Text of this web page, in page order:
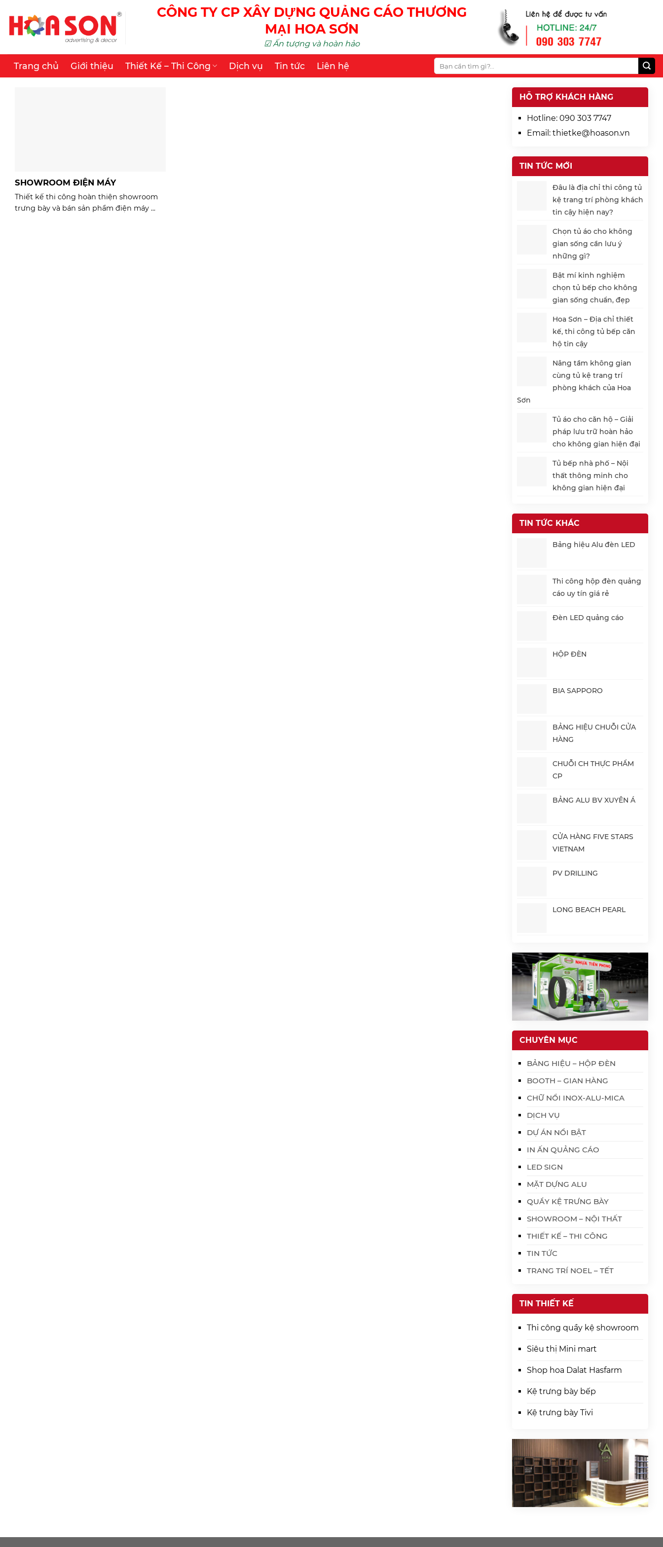
content
CÔNG TY CP XÂY DỰNG QUẢNG CÁO THƯƠNG
MẠI HOA SƠN
☑ Ấn tượng và hoàn hảo
Trang chủ Giới thiệu Thiết Kế – Thi Công Dịch vụ Tin tức Liên hệ
SHOWROOM ĐIỆN MÁY
Thiết kế thi công hoàn thiện showroom
trưng bày và bán sản phẩm điện máy ...
HỖ TRỢ KHÁCH HÀNG
Hotline: 090 303 7747
Email: thietke@hoason.vn
TIN TỨC MỚI
Đâu là địa chỉ thi công tủ
kệ trang trí phòng khách
tin cậy hiện nay?
Chọn tủ áo cho không
gian sống cần lưu ý
những gì?
Bật mí kinh nghiệm
chọn tủ bếp cho không
gian sống chuẩn, đẹp
Hoa Sơn – Địa chỉ thiết
kế, thi công tủ bếp căn
hộ tin cậy
Nâng tầm không gian
cùng tủ kệ trang trí
phòng khách của Hoa
Sơn
Tủ áo cho căn hộ – Giải
pháp lưu trữ hoàn hảo
cho không gian hiện đại
Tủ bếp nhà phố – Nội
thất thông minh cho
không gian hiện đại
TIN TỨC KHÁC
Bảng hiệu Alu đèn LED
Thi công hộp đèn quảng
cáo uy tín giá rẻ
Đèn LED quảng cáo
HỘP ĐÈN
BIA SAPPORO
BẢNG HIỆU CHUỖI CỬA
HÀNG
CHUỖI CH THỰC PHẨM
CP
BẢNG ALU BV XUYÊN Á
CỬA HÀNG FIVE STARS
VIETNAM
PV DRILLING
LONG BEACH PEARL
CHUYÊN MỤC
BẢNG HIỆU – HỘP ĐÈN
BOOTH – GIAN HÀNG
CHỮ NỔI INOX-ALU-MICA
DỊCH VỤ
DỰ ÁN NỔI BẬT
IN ẤN QUẢNG CÁO
LED SIGN
MẶT DỰNG ALU
QUẦY KỆ TRƯNG BÀY
SHOWROOM – NỘI THẤT
THIẾT KẾ – THI CÔNG
TIN TỨC
TRANG TRÍ NOEL – TẾT
TIN THIẾT KẾ
Thi công quầy kệ showroom
Siêu thị Mini mart
Shop hoa Dalat Hasfarm
Kệ trưng bày bếp
Kệ trưng bày Tivi